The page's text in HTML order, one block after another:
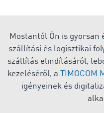
Mostantól Ön is gyorsan
szállítási és logisztikai
szállítás elindításáról,
kezeléséről, a
igényeinek és